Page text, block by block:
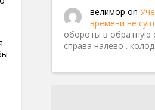
велимор on
времени не
обороты в обратную
справа налево .